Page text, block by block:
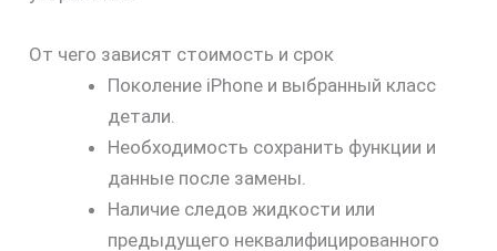
От чего зависят стоимость и срок
Поколение iPhone и выбранный класс
детали.
Необходимость сохранить функции и
данные после замены.
Наличие следов жидкости или
предыдущего неквалифицированного